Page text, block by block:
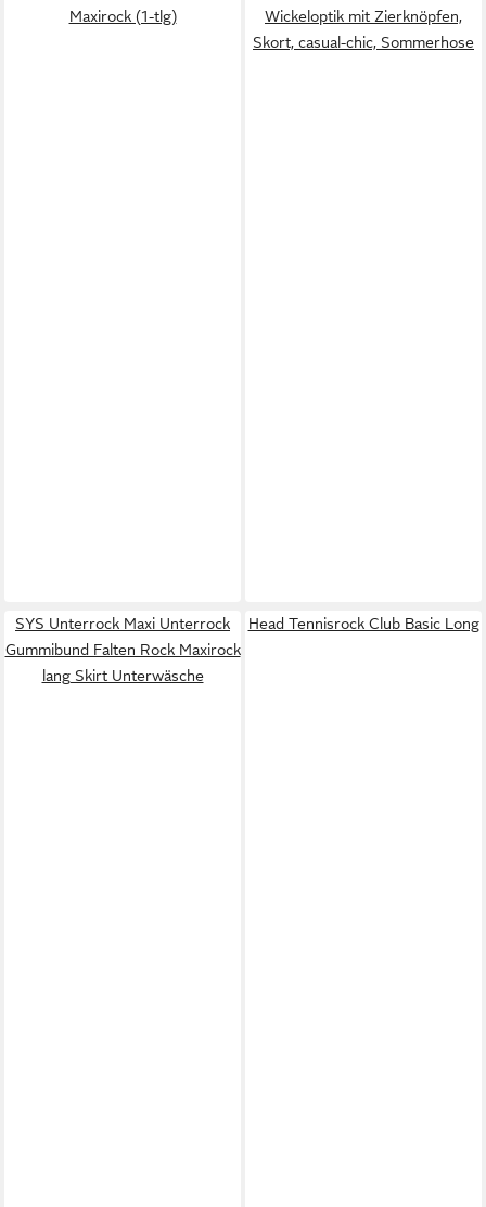
Maxirock (1-tlg)
Wickeloptik mit Zierknöpfen,
Skort, casual-chic, Sommerhose
SYS Unterrock Maxi Unterrock
Gummibund Falten Rock Maxirock
lang Skirt Unterwäsche
Head Tennisrock Club Basic Long